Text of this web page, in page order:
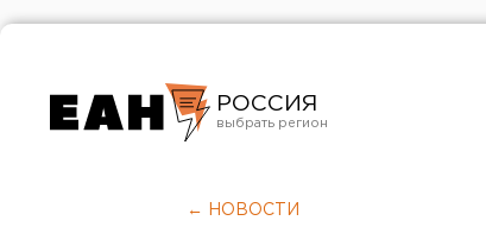
РОССИЯ
Челябинск
← НОВОСТИ